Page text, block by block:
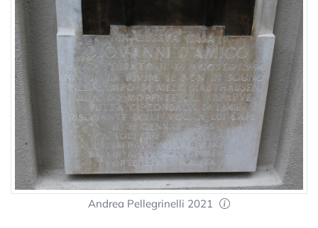
Andrea Pellegrinelli 2021